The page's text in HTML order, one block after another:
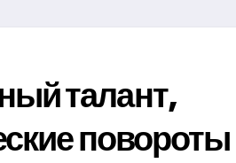
талант,
повороты